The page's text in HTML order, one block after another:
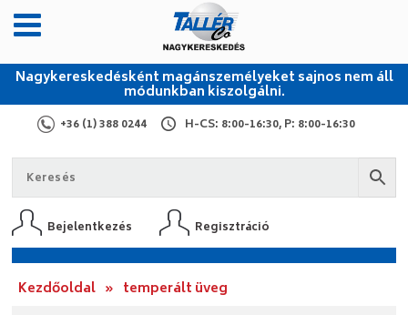
Nagykereskedésként magánszemélyeket sajnos nem áll
módunkban kiszolgálni.
+36 (1) 388 0244 H-CS: 8:00-16:30, P: 8:00-16:30
Bejelentkezés Regisztráció
Kezdőoldal » temperált üveg